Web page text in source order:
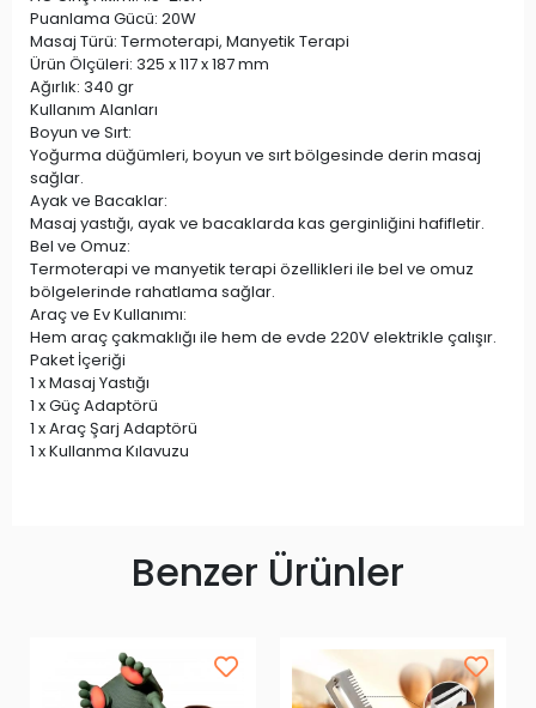
Puanlama Gücü: 20W
Masaj Türü: Termoterapi, Manyetik Terapi
Ürün Ölçüleri: 325 x 117 x 187 mm
Ağırlık: 340 gr
Kullanım Alanları
Boyun ve Sırt:
Yoğurma düğümleri, boyun ve sırt bölgesinde derin masaj
sağlar.
Ayak ve Bacaklar:
Masaj yastığı, ayak ve bacaklarda kas gerginliğini hafifletir.
Bel ve Omuz:
Termoterapi ve manyetik terapi özellikleri ile bel ve omuz
bölgelerinde rahatlama sağlar.
Araç ve Ev Kullanımı:
Hem araç çakmaklığı ile hem de evde 220V elektrikle çalışır.
Paket İçeriği
1 x Masaj Yastığı
1 x Güç Adaptörü
1 x Araç Şarj Adaptörü
1 x Kullanma Kılavuzu
Benzer Ürünler